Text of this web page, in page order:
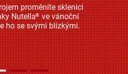
proměníte sklenici
Nutella®ve vánoční
ho se svými blízkými.